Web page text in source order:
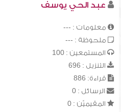
عبد الحي يوسف
معلومات : ---
ملحوظة : ---
المستمعين : 100
التنزيل : 696
قراءة: 886
الرسائل : 0
المقيميّن : 0